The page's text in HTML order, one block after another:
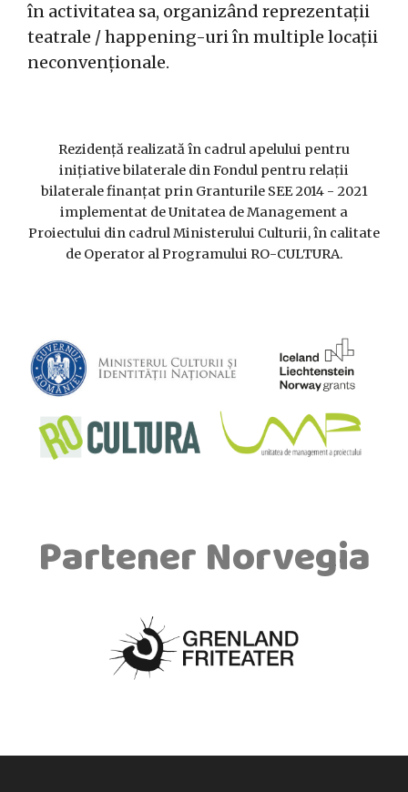
în activitatea sa, organizând reprezentații
teatrale / happening-uri în multiple locații
neconvenționale.
Rezidență realizată în cadrul apelului pentru
inițiative bilaterale din Fondul pentru relații
bilaterale finanțat prin Granturile SEE 2014 - 2021
implementat de Unitatea de Management a
Proiectului din cadrul Ministerului Culturii, în calitate
de Operator al Programului RO-CULTURA.
Partener Norvegia